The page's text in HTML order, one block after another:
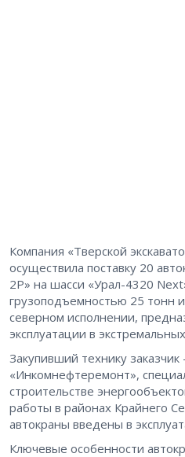
Компания «Тверской
осуществила поставку 20
2Р» на шасси «Урал-4320
грузоподъемностью 25 тонн
северном исполнении,
эксплуатации в
Закупивший технику
«Инкомнефтеремонт»,
строительстве
работы в районах Крайнего
автокраны введены в
Ключевые особенности